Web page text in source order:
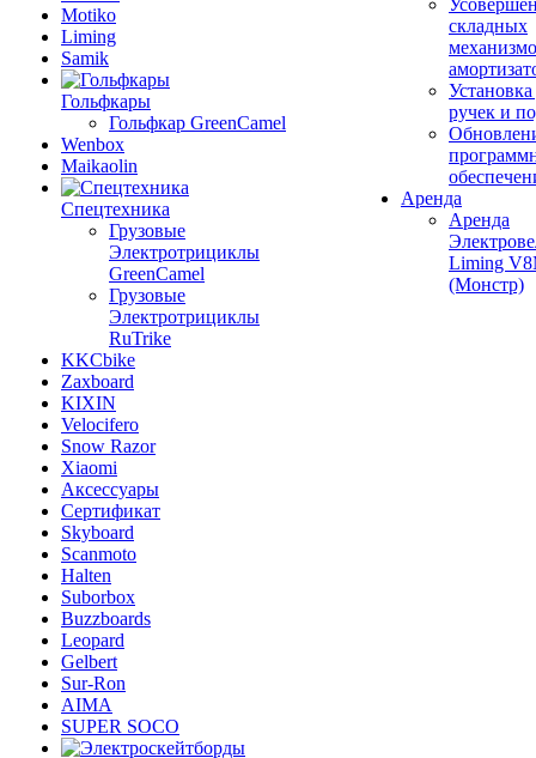
Motiko
Liming
Samik
Гольфкары
Гольфкар GreenCamel
Wenbox
Maikaolin
Спецтехника
Грузовые
Электротрициклы
GreenCamel
Грузовые
Электротрициклы
RuTrike
KKCbike
Zaxboard
KIXIN
Velocifero
Snow Razor
Xiaomi
Аксессуары
Сертификат
Skyboard
Scanmoto
Halten
Suborbox
Buzzboards
Leopard
Gelbert
Sur-Ron
AIMA
SUPER SOCO
складных
ручек и
Аренда
Аренда
Liming
(Монстр)